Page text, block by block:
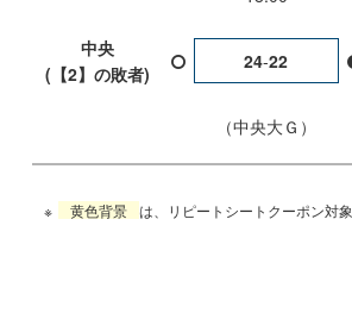
中央
(【2】の敗者)
24-22
中央大Ｇ
黄色背景 は、リピートシートクーポン対象